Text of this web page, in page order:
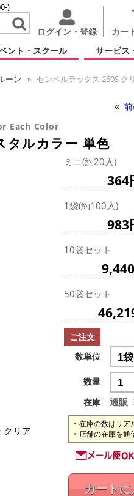
)
ログイン・登録 カー
ント・スクール サービス
ーン
センペルテックス 260S ク
Each Color
タルカラー 単色
クリア
ミニ(約20入)
364
1袋(約100入)
983
10袋セット
50袋セット
ご注文
数単位
数量
在庫
通販
在庫の数はリア
店舗の在庫を通
カートに